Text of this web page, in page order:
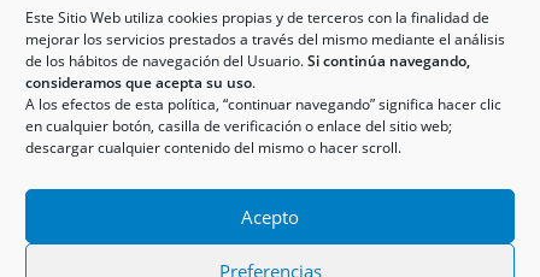
Este Sitio Web utiliza cookies propias y de terceros con la finalidad de
mejorar los servicios prestados a través del mismo mediante el análisis
de los hábitos de navegación del Usuario.Si continúa navegando,
consideramos que acepta su uso.
A los efectos de esta política, “continuar navegando” significa hacer clic
en cualquier botón, casilla de verificación o enlace del sitio web;
descargar cualquier contenido del mismo o hacer scroll.
Acepto
Preferencias
Política de Cookies
Política de Privacidad